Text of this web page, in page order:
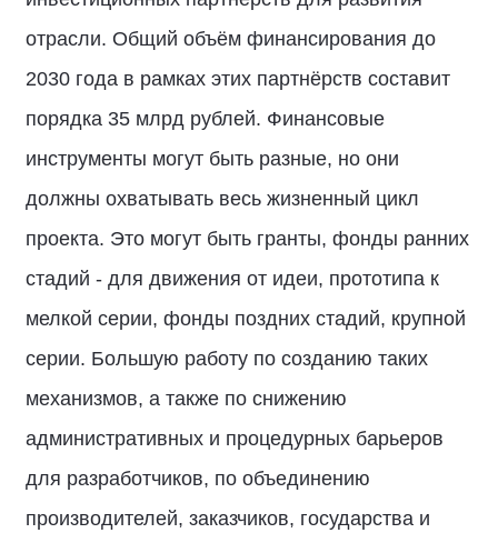
отрасли. Общий объём финансирования до
2030 года в рамках этих партнёрств составит
порядка 35 млрд рублей. Финансовые
инструменты могут быть разные, но они
должны охватывать весь жизненный цикл
проекта. Это могут быть гранты, фонды ранних
стадий - для движения от идеи, прототипа к
мелкой серии, фонды поздних стадий, крупной
серии. Большую работу по созданию таких
механизмов, а также по снижению
административных и процедурных барьеров
для разработчиков, по объединению
производителей, заказчиков, государства и